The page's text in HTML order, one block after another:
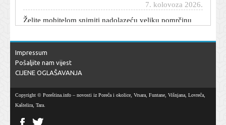
Želite mobitelom snimiti nadolazeću veliku pomrčinu
Sunca? Evo što trebate znati
Nevjerojatni prizori
manje od 40 eura
Nastavlja se rast prihoda Airbnb-a: Evo poslovanja
Impressum
Pošaljite nam vijest
CIJENE OGLAŠAVANJA
Copyright © Poreština.info – novosti iz Poreča i okolice, Vrsara, Funtane, Višnjana, Lovreča,
Kaštelira, Tara.